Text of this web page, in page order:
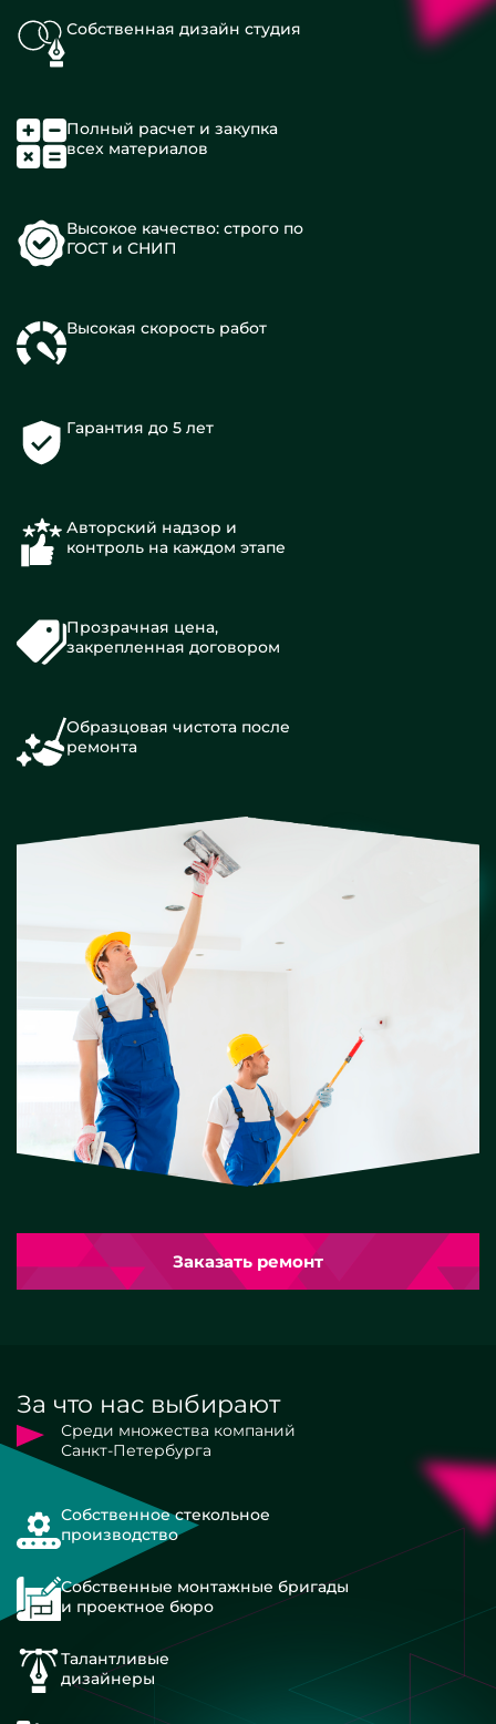
Собственная дизайн студия
Полный расчет и закупка
всех материалов
Высокое качество: строго по
ГОСТ и СНИП
Высокая скорость работ
Гарантия до 5 лет
Авторский надзор и
контроль на каждом этапе
Прозрачная цена,
закрепленная договором
Образцовая чистота после
ремонта
Заказать ремонт
За что нас выбирают
Среди множества компаний
Санкт-Петербурга
Собственное стекольное
производство
Собственные монтажные бригады
и проектное бюро
Талантливые
дизайнеры